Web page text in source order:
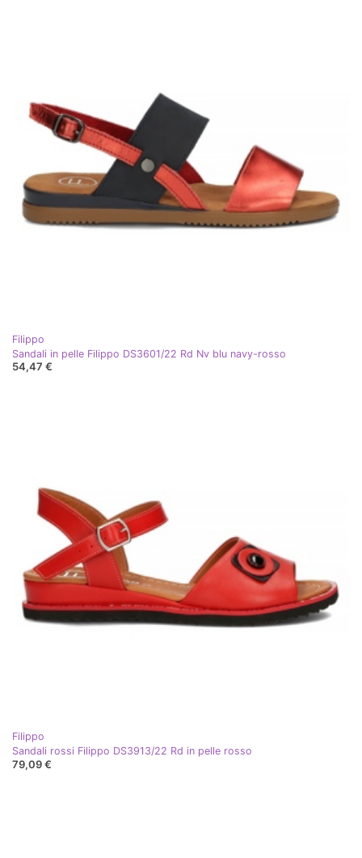
Filippo
Sandali in pelle Filippo DS3601/22 Rd Nv blu navy-rosso
54,47 €
Filippo
Sandali rossi Filippo DS3913/22 Rd in pelle rosso
79,09 €